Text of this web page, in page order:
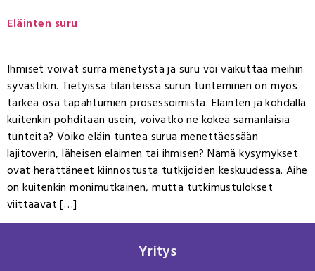
Eläinten suru
Ihmiset voivat surra menetystä ja suru voi vaikuttaa meihin
syvästikin. Tietyissä tilanteissa surun tunteminen on myös
tärkeä osa tapahtumien prosessoimista. Eläinten ja kohdalla
kuitenkin pohditaan usein, voivatko ne kokea samanlaisia
tunteita? Voiko eläin tuntea surua menettäessään
lajitoverin, läheisen eläimen tai ihmisen? Nämä kysymykset
ovat herättäneet kiinnostusta tutkijoiden keskuudessa. Aihe
on kuitenkin monimutkainen, mutta tutkimustulokset
viittaavat […]
Yritys